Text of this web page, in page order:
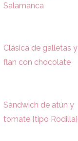
Salamanca
Clásica de galletas y
flan con chocolate
Sándwich de atún y
tomate {tipo Rodilla}